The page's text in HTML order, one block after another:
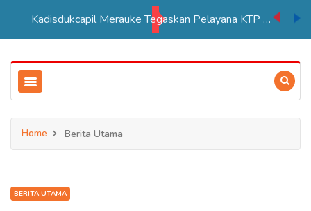
PSN Tebu di Merauke Ditargetkan Beroperasi 2027, Serap Lebih Banyak Tenaga Kerja Papua
Home Berita Utama
BERITA UTAMA